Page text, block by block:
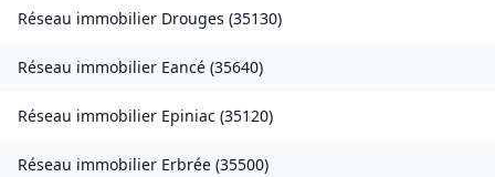
Réseau immobilier Drouges (35130)
Réseau immobilier Eancé (35640)
Réseau immobilier Epiniac (35120)
Réseau immobilier Erbrée (35500)